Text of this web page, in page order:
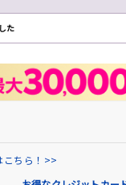
た
こちら！>>